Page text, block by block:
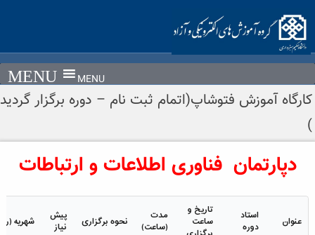
content
MENU
کارگاه آموزش فتوشاپ(اتمام ثبت نام – دوره برگزار گردید
)
دپارتمان فناوری اطلاعات و ارتباطات
عنوان استاد
دوره
تاریخ و
ساعت مدت
(ساعت) نحوه برگزاری پیش
نیاز شهریه